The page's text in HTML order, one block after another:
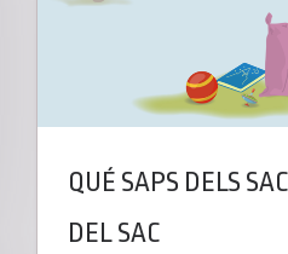
QUÉ SAPS DELS
DEL SAC